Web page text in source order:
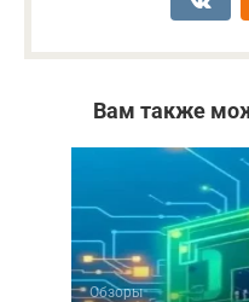
Вам также
Обзоры